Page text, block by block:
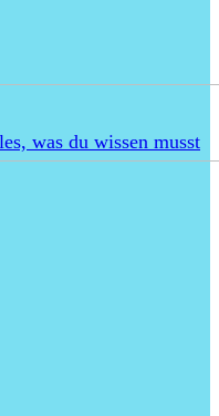
was du wissen musst